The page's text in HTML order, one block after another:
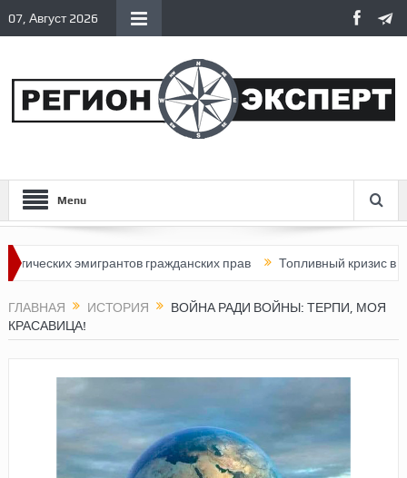
07, Август 2026
Menu
эмигрантов гражданских прав Топливный кризис в России
ГЛАВНАЯ ИСТОРИЯ
ВОЙНА РАДИ ВОЙНЫ: ТЕРПИ, МОЯ
КРАСАВИЦА!